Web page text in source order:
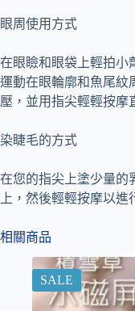
眼周使用方式
在眼瞼和眼袋上輕拍小
運動在眼輪廓和魚尾紋
壓，並用指尖輕輕按摩
染睫毛的方式
在您的指尖上塗少量的
上，然後輕輕按摩以進
相關商品
SALE